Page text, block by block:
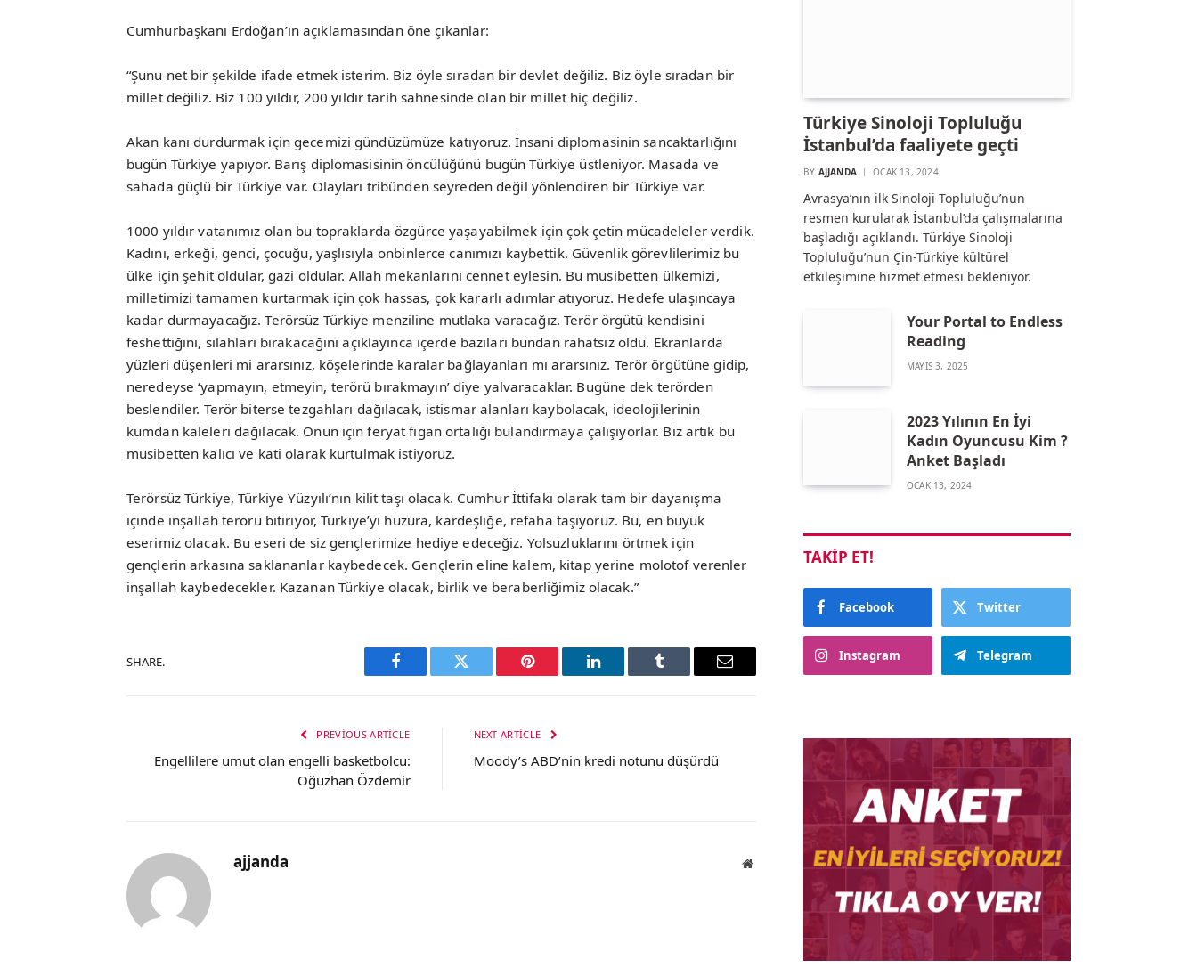
Cumhurbaşkanı Erdoğan’ın açıklamasından öne çıkanlar:
“Şunu net bir şekilde ifade etmek isterim. Biz öyle sıradan bir devlet değiliz. Biz öyle sıradan bir
millet değiliz. Biz 100 yıldır, 200 yıldır tarih sahnesinde olan bir millet hiç değiliz.
Akan kanı durdurmak için gecemizi gündüzümüze katıyoruz. İnsani diplomasinin sancaktarlığını
bugün Türkiye yapıyor. Barış diplomasisinin öncülüğünü bugün Türkiye üstleniyor. Masada ve
sahada güçlü bir Türkiye var. Olayları tribünden seyreden değil yönlendiren bir Türkiye var.
1000 yıldır vatanımız olan bu topraklarda özgürce yaşayabilmek için çok çetin mücadeleler verdik.
Kadını, erkeği, genci, çocuğu, yaşlısıyla onbinlerce canımızı kaybettik. Güvenlik görevlilerimiz bu
ülke için şehit oldular, gazi oldular. Allah mekanlarını cennet eylesin. Bu musibetten ülkemizi,
milletimizi tamamen kurtarmak için çok hassas, çok kararlı adımlar atıyoruz. Hedefe ulaşıncaya
kadar durmayacağız. Terörsüz Türkiye menziline mutlaka varacağız. Terör örgütü kendisini
feshettiğini, silahları bırakacağını açıklayınca içerde bazıları bundan rahatsız oldu. Ekranlarda
yüzleri düşenleri mi ararsınız, köşelerinde karalar bağlayanları mı ararsınız. Terör örgütüne gidip,
neredeyse ‘yapmayın, etmeyin, terörü bırakmayın’ diye yalvaracaklar. Bugüne dek terörden
beslendiler. Terör biterse tezgahları dağılacak, istismar alanları kaybolacak, ideolojilerinin
kumdan kaleleri dağılacak. Onun için feryat figan ortalığı bulandırmaya çalışıyorlar. Biz artık bu
musibetten kalıcı ve kati olarak kurtulmak istiyoruz.
Terörsüz Türkiye, Türkiye Yüzyılı’nın kilit taşı olacak. Cumhur İttifakı olarak tam bir dayanışma
içinde inşallah terörü bitiriyor, Türkiye’yi huzura, kardeşliğe, refaha taşıyoruz. Bu, en büyük
eserimiz olacak. Bu eseri de siz gençlerimize hediye edeceğiz. Yolsuzluklarını örtmek için
gençlerin arkasına saklananlar kaybedecek. Gençlerin eline kalem, kitap yerine molotof verenler
inşallah kaybedecekler. Kazanan Türkiye olacak, birlik ve beraberliğimiz olacak.”
SHARE.
Facebook Twitter Pinterest LinkedIn Tumblr Email
PREVIOUS ARTICLE
Engellilere umut olan engelli basketbolcu:
Oğuzhan Özdemir
NEXT ARTICLE
Moody’s ABD’nin kredi notunu düşürdü
ajjanda Website
Türkiye Sinoloji Topluluğu
İstanbul’da faaliyete geçti
BY AJJANDA OCAK 13, 2024
Avrasya’nın ilk Sinoloji Topluluğu’nun
resmen kurularak İstanbul’da çalışmalarına
başladığı açıklandı. Türkiye Sinoloji
Topluluğu’nun Çin-Türkiye kültürel
etkileşimine hizmet etmesi bekleniyor.
Your Portal to Endless
Reading
MAYIS 3, 2025
2023 Yılının En İyi
Kadın Oyuncusu Kim ?
Anket Başladı
OCAK 13, 2024
TAKIP ET!
Facebook Twitter
Instagram Telegram